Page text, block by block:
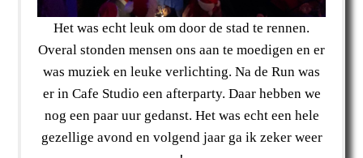
Het was echt leuk om door de stad te rennen.
Overal stonden mensen ons aan te moedigen en er
was muziek en leuke verlichting. Na de Run was
er in Cafe Studio een afterparty. Daar hebben we
nog een paar uur gedanst. Het was echt een hele
gezellige avond en volgend jaar ga ik zeker weer